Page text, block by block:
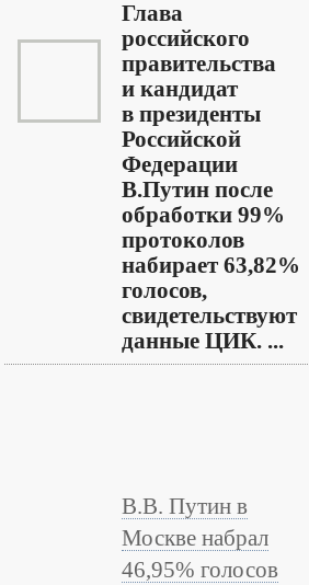
Глава
российского
правительства
и кандидат
в президенты
Российской
Федерации
В.Путин после
обработки 99%
протоколов
набирает 63,82%
голосов,
свидетельствуют
данные ЦИК. ...
В.В. Путин в
Москве набрал
46,95% голосов